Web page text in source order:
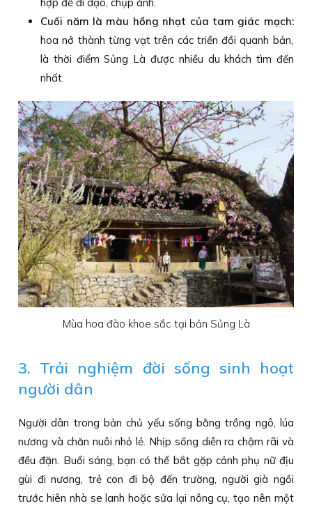
Cuối năm là màu hồng nhạt của tam giác mạch:
hoa nở thành từng vạt trên các triền đồi quanh bản,
là thời điểm Sủng Là được nhiều du khách tìm đến
nhất.
Mùa hoa đào khoe sắc tại bản Sủng Là
3. Trải nghiệm đời sống sinh hoạt
người dân
Người dân trong bản chủ yếu sống bằng trồng ngô, lúa
nương và chăn nuôi nhỏ lẻ. Nhịp sống diễn ra chậm rãi và
đều đặn. Buổi sáng, bạn có thể bắt gặp cảnh phụ nữ địu
gùi đi nương, trẻ con đi bộ đến trường, người già ngồi
trước hiên nhà se lanh hoặc sửa lại nông cụ, tạo nên một